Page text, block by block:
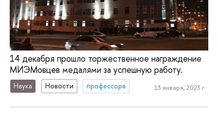
14 декабря прошло торжественное награждение
МИЭМовцев медалями за успешную работу.
Наука Новости профессора 13 января, 2023 г.